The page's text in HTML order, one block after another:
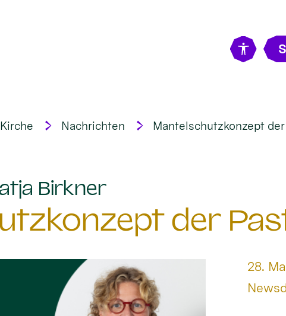
Nachrichten Mantelschutzkonzept
Birkner:
der
28.
Von: